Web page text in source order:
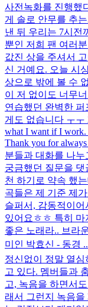
사전녹화를 진행했
게 솔로 안무를 추
낸 뒤 우리는 7시전
뿐인 저희 팬 여러
값진 상을 주셔서
신 거예요. 오늘 시
상으로 밖에 볼 수
이 저 없이도 너무
연습했던 완벽한 퍼
게도 없습니다 ㅜㅜ
what I want if I work.
Thank you for
분들과 대화를 나
궁금했던 질문을
천 하기로 약속 했
곡들은 제 기준 제
슬퍼서, 감동적이어
있어요ㅎㅎ 특히 마
좋은 노래라.. 브라
미인 박효신 - 동경
정신없이 정말 열
고 있다. 멤버들과
고, 녹음을 하면서
래서 그런지 녹음을